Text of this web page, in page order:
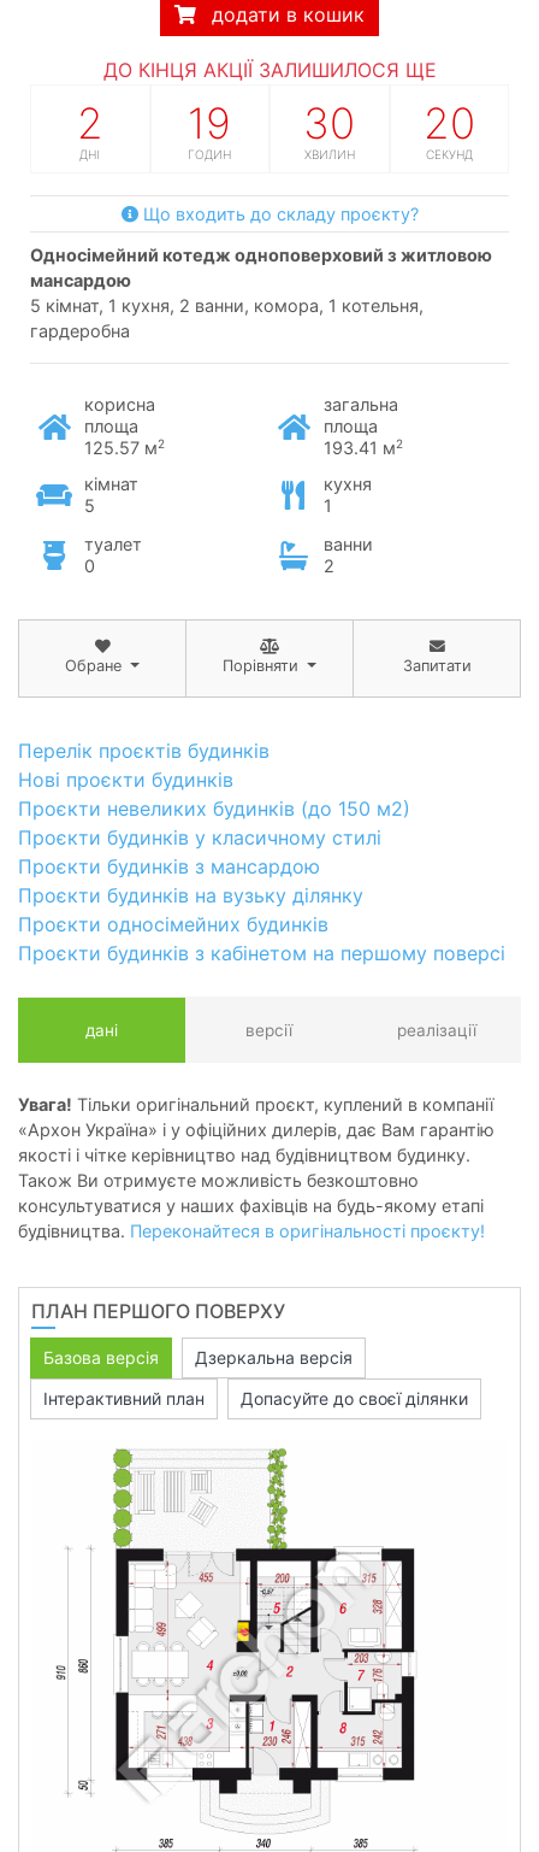
додати в кошик
ДО КІНЦЯ АКЦІЇ ЗАЛИШИЛОСЯ ЩЕ
2
ДНІ
19
ГОДИН
30
ХВИЛИН
19
СЕКУНД
Що входить до складу проєкту?
односімейний котедж одноповерховий з житловою
мансардою
5 кімнат, 1 кухня, 2 ванни, комора, 1 котельня,
гардеробна
корисна
площа
125.57 м2
загальна
площа
193.41 м2
кімнат
5
кухня
1
туалет
0
ванни
2
Обране Порівняти Запитати
Перелік проєктів будинків
Нові проєкти будинків
Проєкти невеликих будинків (до 150 м2)
Проєкти будинків у класичному стилі
Проєкти будинків з мансардою
Проєкти будинків на вузьку ділянку
Проєкти односімейних будинків
Проєкти будинків з кабінетом на першому поверсі
дані версії реалізації
Увага! Тільки оригінальний проєкт, куплений в компанії
«Архон Україна» і у офіційних дилерів, дає Вам гарантію
якості і чітке керівництво над будівництвом будинку.
Також Ви отримуєте можливість безкоштовно
консультуватися у наших фахівців на будь-якому етапі
будівництва. Переконайтеся в оригінальності проєкту!
ПЛАН ПЕРШОГО ПОВЕРХУ
Базова версія
Дзеркальна версія
Інтерактивний план
Допасуйте до своєї ділянки